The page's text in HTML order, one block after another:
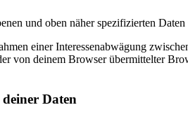
und oben näher spezifizierten
einer Interessenabwägung
von deinem Browser übermittelter
Daten